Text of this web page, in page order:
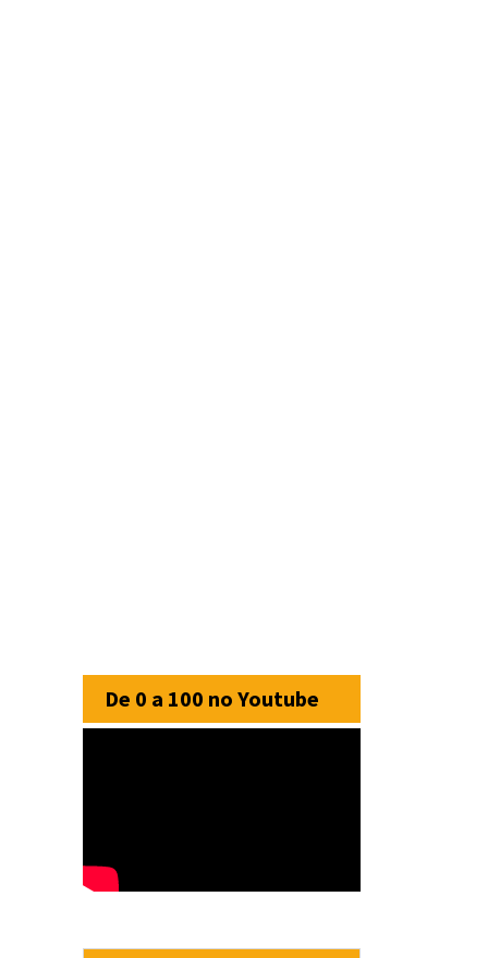
De 0 a 100 no Youtube